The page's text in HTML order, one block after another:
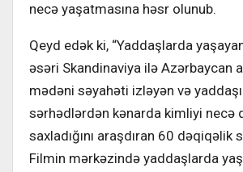
necə yaşatmasına həsr olunub.
Qeyd edək ki, “Yaddaşlarda
əsəri Skandinaviya ilə Azərbaycan
mədəni səyahəti izləyən və
sərhədlərdən kənarda kimliyi necə
saxladığını araşdıran 60 dəqiqəlik
Filmin mərkəzində yaddaşlarda